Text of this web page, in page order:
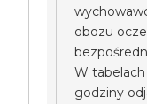
obozu
W
godziny